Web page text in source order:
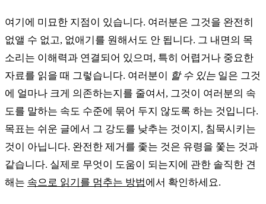
여기에 미묘한 지점이 있습니다. 여러분은 그것을 완전히
없앨 수 없고, 없애기를 원해서도 안 됩니다. 그 내면의 목
소리는 이해력과 연결되어 있으며, 특히 어렵거나 중요한
자료를 읽을 때 그렇습니다. 여러분이
할 수 있는 일은 그것
에 얼마나 크게 의존하는지를 줄여서, 그것이 여러분의 속
도를 말하는 속도 수준에 묶어 두지 않도록 하는 것입니다.
목표는 쉬운 글에서 그 강도를 낮추는 것이지, 침묵시키는
것이 아닙니다. 완전한 제거를 좇는 것은 유령을 쫓는 것과
같습니다. 실제로 무엇이 도움이 되는지에 관한 솔직한 견
해는 속으로 읽기를 멈추는 방법에서 확인하세요.